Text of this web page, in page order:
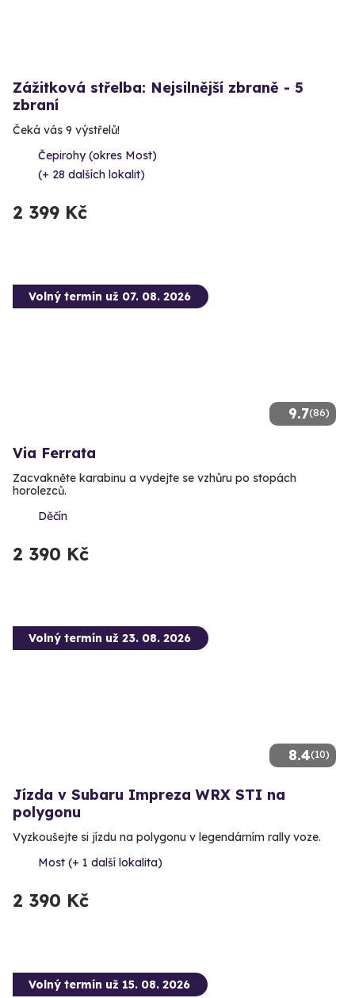
Zážitková střelba: Nejsilnější zbraně - 5
zbraní
Čeká vás 9 výstřelů!
Čepirohy (okres Most)
(+ 28 dalších lokalit)
2 399 Kč
9.7(86)
Volný termín už 07. 08. 2026
Via Ferrata
Zacvakněte karabinu a vydejte se vzhůru po stopách
horolezců.
Děčín
2 390 Kč
8.4(10)
Volný termín už 23. 08. 2026
Jízda v Subaru Impreza WRX STI na
polygonu
Vyzkoušejte si jízdu na polygonu v legendárním rally voze.
Most (+ 1 další lokalita)
2 390 Kč
Volný termín už 15. 08. 2026